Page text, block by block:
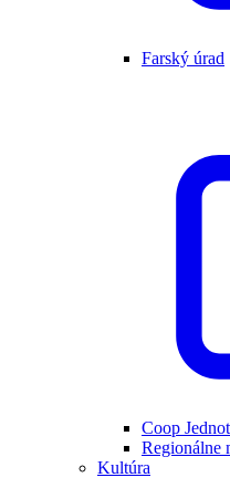
Farský úrad
Coop
Regionálne
Kultúra